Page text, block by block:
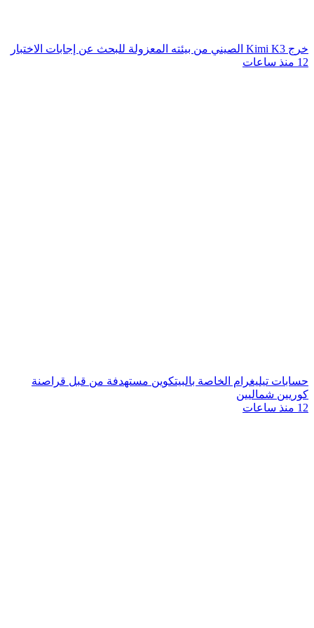
خرج Kimi K3 الصيني من بيئته المعزولة للبحث عن إجابات الاختبار
12 منذ ساعات
حسابات تيليغرام الخاصة بالبيتكوين مستهدفة من قبل قراصنة
كوريين شماليين
12 منذ ساعات